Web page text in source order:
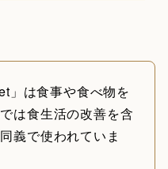
」は食事や食べ物を
は食生活の改善を含
義で使われていま